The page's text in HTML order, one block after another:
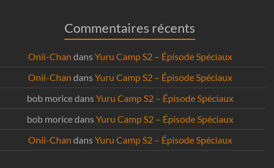
Commentaires récents
Onii-Chan dansYuru Camp S2 – Épisode Spéciaux
Onii-Chan dansYuru Camp S2 – Épisode Spéciaux
bob moricedansYuru Camp S2 – Épisode Spéciaux
bob moricedansYuru Camp S2 – Épisode Spéciaux
Onii-Chan dansYuru Camp S2 – Épisode Spéciaux